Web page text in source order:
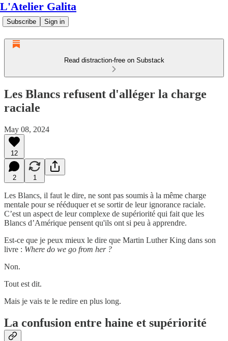
L'Atelier Galita
Subscribe Sign in
Read distraction-free on Substack
Les Blancs refusent d'alléger la charge
raciale
May 08, 2024
12
2 1
Les Blancs, il faut le dire, ne sont pas soumis à la même charge
mentale pour se rééduquer et se sortir de leur ignorance raciale.
C’est un aspect de leur complexe de supériorité qui fait que les
Blancs d’Amérique pensent qu'ils ont si peu à apprendre.
Est-ce que je peux mieux le dire que Martin Luther King dans son
livre : Where do we go from her ?
Non.
Tout est dit.
Mais je vais te le redire en plus long.
La confusion entre haine et supériorité